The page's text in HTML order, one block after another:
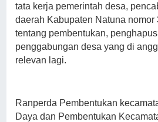
tata kerja pemerintah desa,
daerah Kabupaten Natuna nomor
tentang pembentukan,
penggabungan desa yang di
relevan lagi.
Ranperda Pembentukan
Daya dan Pembentukan